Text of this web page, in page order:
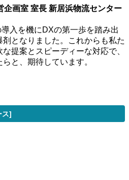
企画室 室長 新居浜物流センター
入を機にDXの第一歩を踏み出
となりました。これからも私た
提案とスピーディーな対応で、
と、期待しています。
ス]